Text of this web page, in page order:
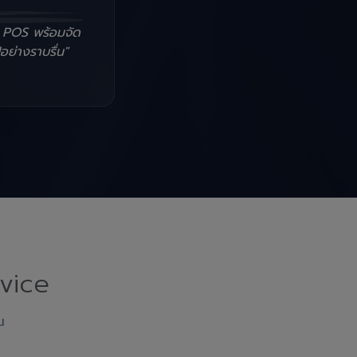
พร้อมจัด
ย่างราบรื่น"